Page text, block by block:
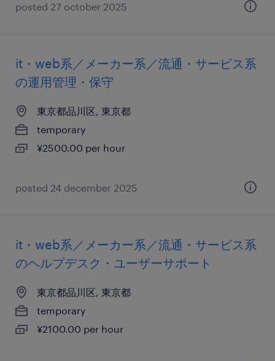
posted 27 october 2025
it・web系／メーカー系／流通・サービス系
の運用管理・保守
東京都品川区, 東京都
temporary
¥2500.00 per hour
posted 24 december 2025
it・web系／メーカー系／流通・サービス系
のヘルプデスク・ユーザーサポート
東京都品川区, 東京都
temporary
¥2100.00 per hour